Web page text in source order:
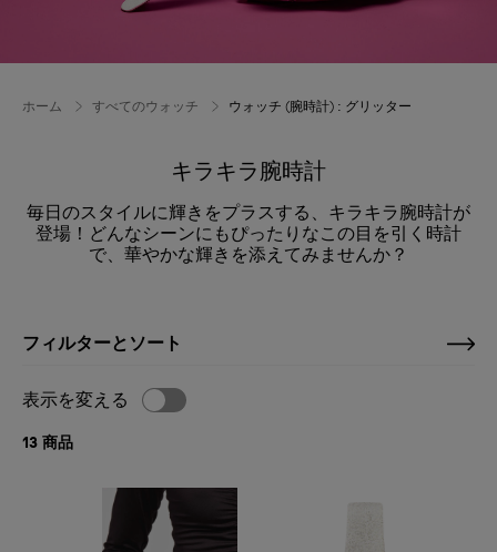
ホーム すべてのウォッチ ウォッチ (腕時計) : グリッター
キラキラ腕時計
毎日のスタイルに輝きをプラスする、キラキラ腕時計が
登場！どんなシーンにもぴったりなこの目を引く時計
で、華やかな輝きを添えてみませんか？
フィルターとソート
表示を変える
13 商品